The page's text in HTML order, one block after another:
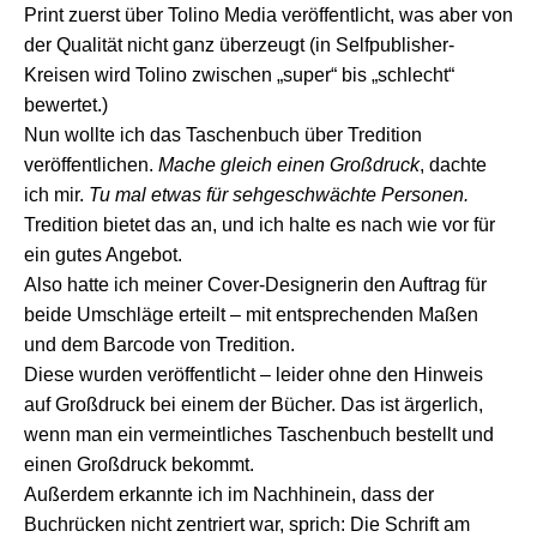
Print zuerst über Tolino Media veröffentlicht, was aber von
der Qualität nicht ganz überzeugt (in Selfpublisher-
Kreisen wird Tolino zwischen „super“ bis „schlecht“
bewertet.)
Nun wollte ich das Taschenbuch über Tredition
veröffentlichen. Mache gleich einen Großdruck, dachte
ich mir. Tu mal etwas für sehgeschwächte Personen.
Tredition bietet das an, und ich halte es nach wie vor für
ein gutes Angebot.
Also hatte ich meiner Cover-Designerin den Auftrag für
beide Umschläge erteilt – mit entsprechenden Maßen
und dem Barcode von Tredition.
Diese wurden veröffentlicht – leider ohne den Hinweis
auf Großdruck bei einem der Bücher. Das ist ärgerlich,
wenn man ein vermeintliches Taschenbuch bestellt und
einen Großdruck bekommt.
Außerdem erkannte ich im Nachhinein, dass der
Buchrücken nicht zentriert war, sprich: Die Schrift am